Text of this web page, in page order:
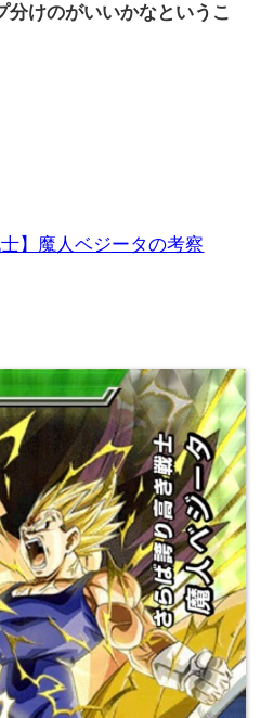
分けのがいいかなというこ
】魔人ベジータの考察